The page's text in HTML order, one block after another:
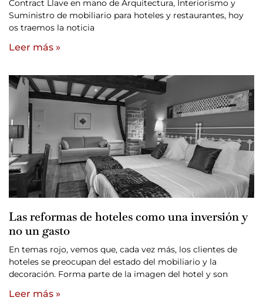
Contract Llave en mano de Arquitectura, Interiorismo y
Suministro de mobiliario para hoteles y restaurantes, hoy
os traemos la noticia
Leer más »
Las reformas de hoteles como una inversión y
no un gasto
En temas rojo, vemos que, cada vez más, los clientes de
hoteles se preocupan del estado del mobiliario y la
decoración. Forma parte de la imagen del hotel y son
Leer más »